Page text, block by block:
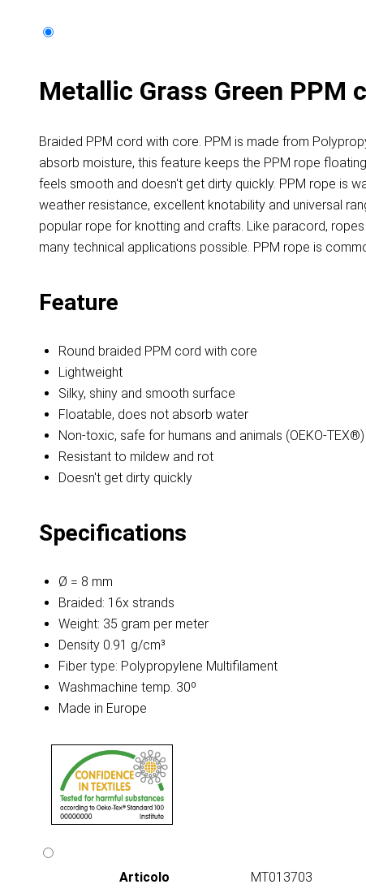
Metallic Grass Green PPM
Braided PPM cord with core. PPM is made from
absorb moisture, this feature keeps the PPM rope
feels smooth and doesn't get dirty quickly. PPM rope is
weather resistance, excellent knotability and universal
popular rope for knotting and crafts. Like paracord,
many technical applications possible. PPM rope is
Feature
Round braided PPM cord with core
Lightweight
Silky, shiny and smooth surface
Floatable, does not absorb water
Non-toxic, safe for humans and animals (OEKO-TEX®)
Resistant to mildew and rot
Doesn't get dirty quickly
Specifications
Ø = 8 mm
Braided: 16x strands
Weight: 35 gram per meter
Density 0.91 g/cm³
Fiber type: Polypropylene Multifilament
Washmachine temp. 30º
Made in Europe
Articolo
MT013703